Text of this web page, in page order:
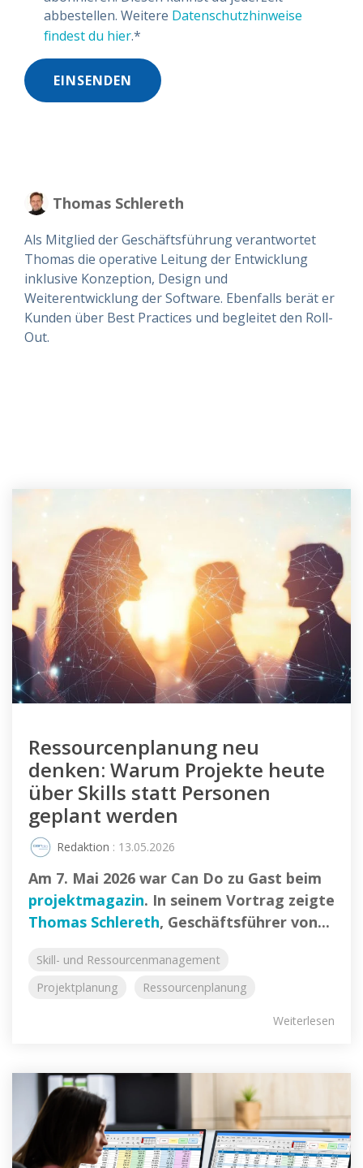
abbestellen. Weitere Datenschutzhinweise
findest du hier.*
Thomas Schlereth
Als Mitglied der Geschäftsführung verantwortet
Thomas die operative Leitung der Entwicklung
inklusive Konzeption, Design und
Weiterentwicklung der Software. Ebenfalls berät er
Kunden über Best Practices und begleitet den Roll-
Out.
Ressourcenplanung neu
denken: Warum Projekte heute
über Skills statt Personen
geplant werden
Redaktion : 13.05.2026
Am 7. Mai 2026 war Can Do zu Gast beim
projektmagazin. In seinem Vortrag zeigte
Thomas Schlereth, Geschäftsführer von...
Skill- und Ressourcenmanagement
Projektplanung
Ressourcenplanung
Weiterlesen